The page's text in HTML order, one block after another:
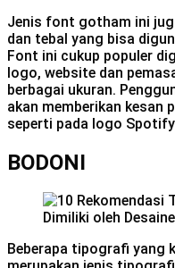
Jenis font gotham ini
dan tebal yang bisa
Font ini cukup populer
logo, website dan
berbagai ukuran.
akan memberikan kesan
seperti pada logo
BODONI
Beberapa tipografi yang